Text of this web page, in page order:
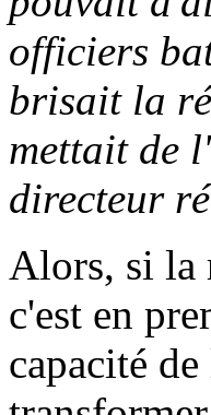
officiers
brisait la
mettait de
directeur
Alors, si la
c'est en
capacité